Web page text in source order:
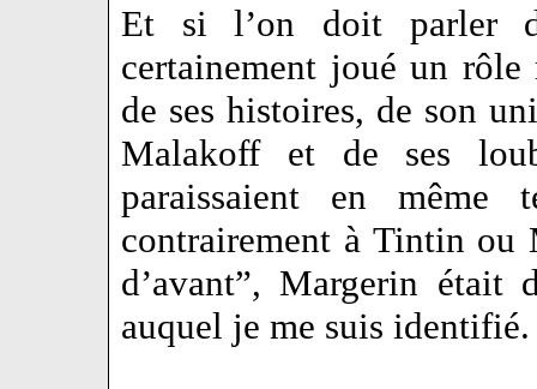
Et si l’on doit parler
certainement joué un
de ses histoires, de son
Malakoff et de ses
paraissaient en même
contrairement à Tintin ou
d’avant”, Margerin était
auquel je me suis identifié.